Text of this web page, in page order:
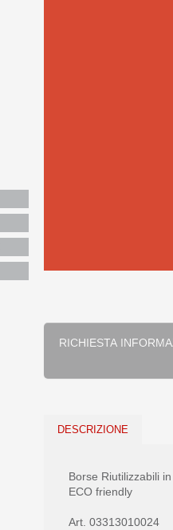
RICHIESTA INFORMAZIONI SHOPPER RIUTILIZZABILI IN CARTA CON DOPPIO MANICO
DESCRIZIONE
Borse Riutilizzabili
ECO friendly
Art. 03313010024